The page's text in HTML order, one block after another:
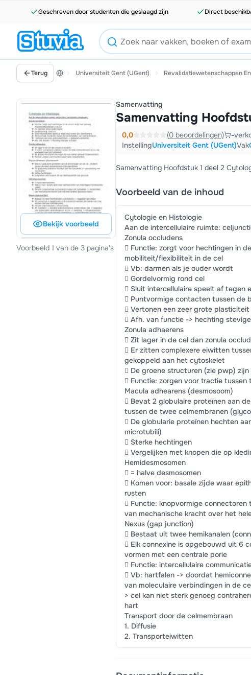
Geschreven door studenten die geslaagd zijn Direct
Terug Universiteit Gent (UGent) Revalidatiewetenschappen
Bekijk voorbeeld
Voorbeeld 1 van de 3 pagina's
Samenvatting
Samenvatting
0,0 (0 beoordelingen) -
InstellingUniversiteit Gent (UGent)Vak
Samenvatting Hoofdstuk 1 deel 2
Voorbeeld van de inhoud
Cytologie en Histologie
Aan de intercellulaire ruimte:
Zonula occludens
 Functie: zorgt voor hechtingen in
mobiliteit/flexibiliteit in de cel
 Vb: darmen als je ouder wordt
 Gordelvormig rond cel
 Sluit intercellulaire speelt af tegen
 Puntvormige contacten tussen de
 Vertonen een zeer grote
 Afh. van functie -> hechting
Zonula adhaerens
 Zit lager in de cel dan zonula
 Er zitten complexere eiwitten
gekoppeld aan het cytoskelet
 De groene structuren (zie pwp)
 Functie: zorgen voor tractie tussen
Macula adhearens (desmosoom)
 Bevat 2 globulaire proteïnen aan
tussen de twee celmembranen
 De globularie proteïnen hechten
microtubili)
 Sterke hechtingen
 Vergelijken met knopen die op
Hemidesmosomen
 = halve desmosomen
 Komen voor: basale zijde waar
rusten
 Functie: knopvormige
van mechanische kracht over het
Nexus (gap junction)
 Bestaat uit twee hemikanalen
 Elk connexine is opgebouwd uit 6
vormen met een centrale porie
 Functie: intercellulaire
 Vb: hartfalen -> doordat
van moleculaire verbindingen in de
> cel kan niet sterk genoeg
hart
Transport door de celmembraan
1. Diffusie
2. Transporteiwitten